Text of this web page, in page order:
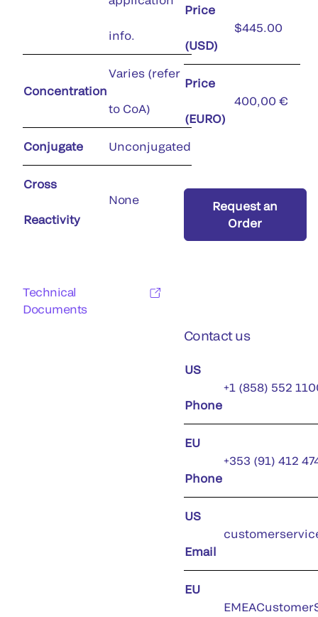
info.
Concentration
Varies (refer
to CoA)
Conjugate Unconjugated
Cross
Reactivity
None
Technical
Documents
Price
(USD)
$445.00
Price
(EURO)
400,00 €
Request an
Order
Contact us
US
Phone
+1 (858) 552
EU
Phone
+353 (91) 412
US
Email
EU